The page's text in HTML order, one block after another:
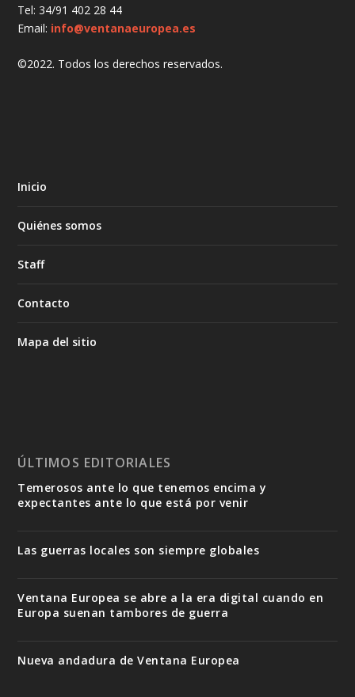
Tel: 34/91 402 28 44
Email: info@ventanaeuropea.es
©2022. Todos los derechos reservados.
Inicio
Quiénes somos
Staff
Contacto
Mapa del sitio
ÚLTIMOS EDITORIALES
Temerosos ante lo que tenemos encima y
expectantes ante lo que está por venir
Las guerras locales son siempre globales
Ventana Europea se abre a la era digital cuando en
Europa suenan tambores de guerra
Nueva andadura de Ventana Europea